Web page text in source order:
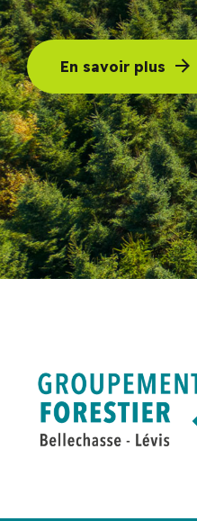
En savoir plus